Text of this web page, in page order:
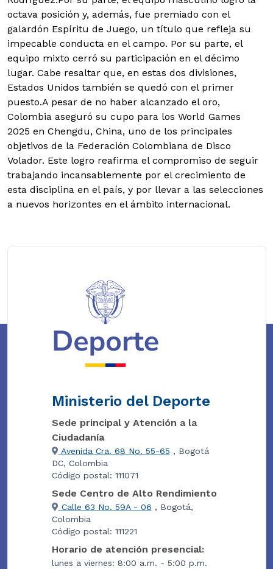
octava posición y, además, fue premiado con el
galardón Espíritu de Juego, un título que refleja su
impecable conducta en el campo. Por su parte, el
equipo mixto cerró su participación en el décimo
lugar. Cabe resaltar que, en estas dos divisiones,
Estados Unidos también se quedó con el primer
puesto.A pesar de no haber alcanzado el oro,
Colombia aseguró su cupo para los World Games
2025 en Chengdu, China, uno de los principales
objetivos de la Federación Colombiana de Disco
Volador. Este logro reafirma el compromiso de seguir
trabajando incansablemente por el crecimiento de
esta disciplina en el país, y por llevar a las selecciones
a nuevos horizontes en el ámbito internacional.
Ministerio del Deporte
Sede principal y Atención a la
Ciudadanía
Avenida Cra. 68 No. 55-65 , Bogotá
DC, Colombia
Código postal: 111071
Sede Centro de Alto Rendimiento
Calle 63 No. 59A - 06 , Bogotá,
Colombia
Código postal: 111221
Horario de atención presencial:
lunes a viernes: 8:00 a.m. - 5:00 p.m.